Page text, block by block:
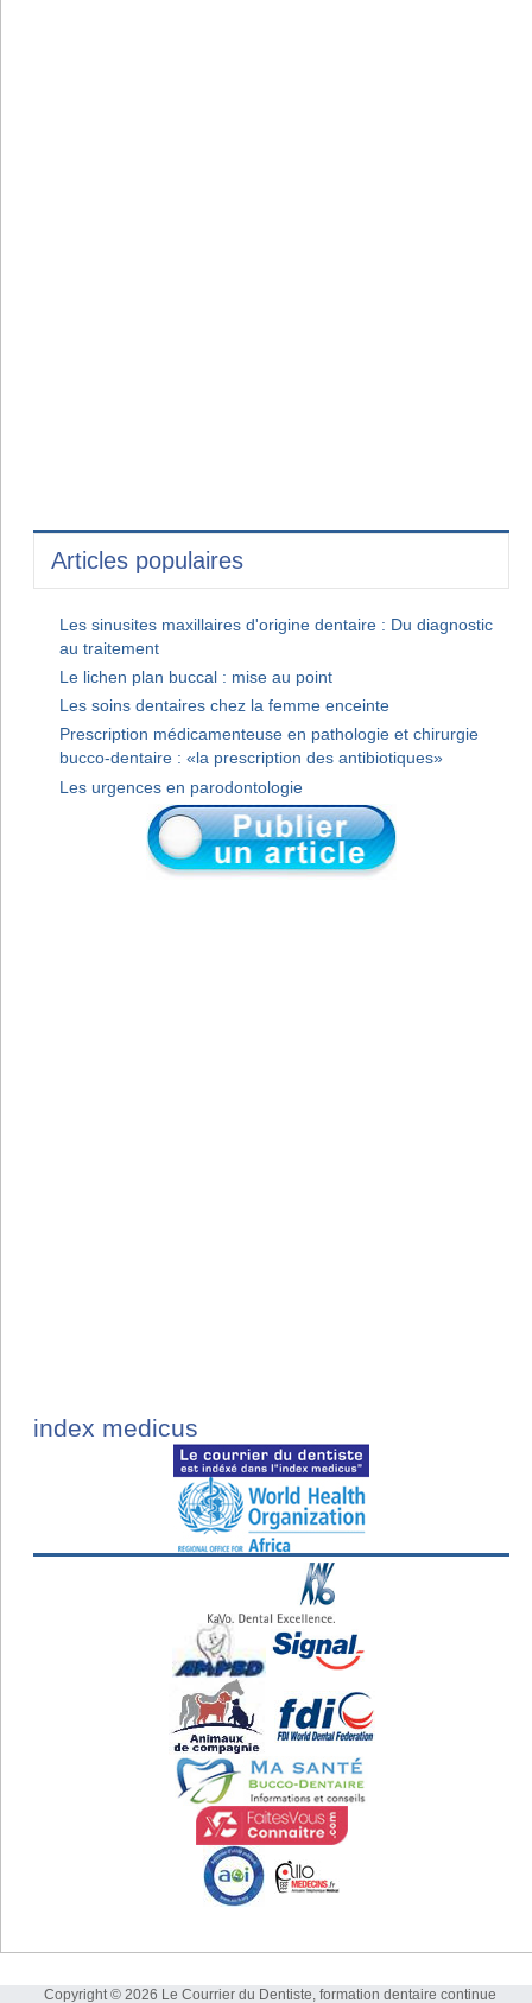
Articles populaires
Les sinusites maxillaires d'origine dentaire : Du diagnostic
au traitement
Le lichen plan buccal : mise au point
Les soins dentaires chez la femme enceinte
Prescription médicamenteuse en pathologie et chirurgie
bucco-dentaire : «la prescription des antibiotiques»
Les urgences en parodontologie
index medicus
Copyright © 2026 Le Courrier du Dentiste, formation dentaire continue